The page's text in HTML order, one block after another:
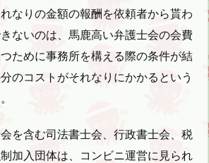
なりの金額の報酬を依頼者から貰わ
ないのは、馬鹿高い弁護士会の会費
ために事務所を構える際の条件が結
のコストがそれなりにかかるという
を含む司法書士会、行政書士会、税
加入団体は、コンビニ運営に見られ